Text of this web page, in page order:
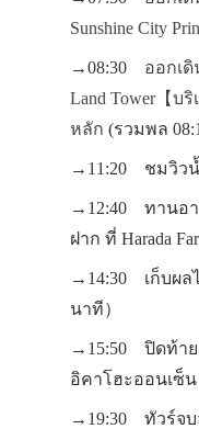
Sunshine City
→08:30 ออกเ
Land Tower【บ
หลัก (รวมพล
→11:20 ชมวิวน้
→12:40 ทานอ
ฝาก ที่ Harada
→14:30 เก็บผล
นาที）
→15:50 ปิดท้าย
อิคาโฮะออนเซ็น
→19:30 ทัวร์จบ